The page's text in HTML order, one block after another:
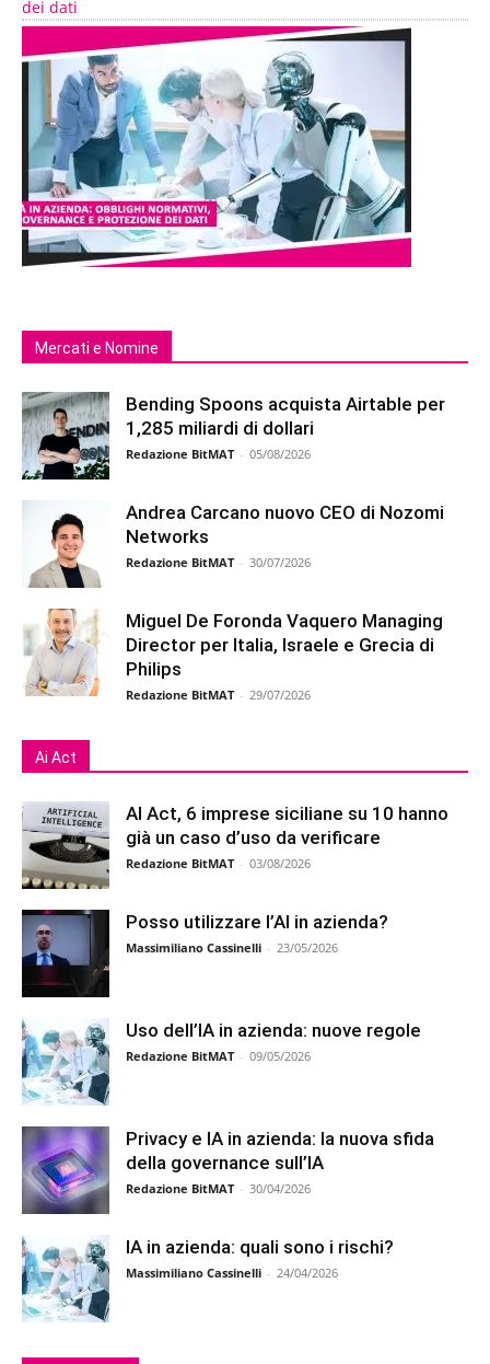
dei dati
Mercati e Nomine
Bending Spoons acquista Airtable per
1,285 miliardi di dollari
Redazione BitMAT - 05/08/2026
Andrea Carcano nuovo CEO di Nozomi
Networks
Redazione BitMAT - 30/07/2026
Miguel De Foronda Vaquero Managing
Director per Italia, Israele e Grecia di
Philips
Redazione BitMAT - 29/07/2026
Ai Act
AI Act, 6 imprese siciliane su 10 hanno
già un caso d’uso da verificare
Redazione BitMAT - 03/08/2026
Posso utilizzare l’AI in azienda?
Massimiliano Cassinelli - 23/05/2026
Uso dell’IA in azienda: nuove regole
Redazione BitMAT - 09/05/2026
Privacy e IA in azienda: la nuova sfida
della governance sull’IA
Redazione BitMAT - 30/04/2026
IA in azienda: quali sono i rischi?
Massimiliano Cassinelli - 24/04/2026